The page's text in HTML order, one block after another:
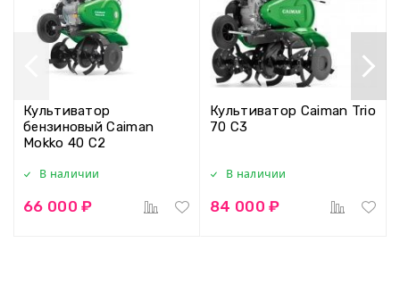
Культиватор
бензиновый Caiman
Mokko 40 C2
В наличии
66 000 ₽
Культиватор Caiman Trio
70 C3
В наличии
84 000 ₽